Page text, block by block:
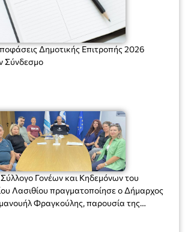
Δημοτικής Επιτροπής 2026
Σύνδεσμο
Γονέων και Κηδεμόνων του
Λασιθίου πραγματοποίησε ο Δήμαρχος
Φραγκούλης, παρουσία της
σχολείου κας Μαριάννας Χαΐτα.